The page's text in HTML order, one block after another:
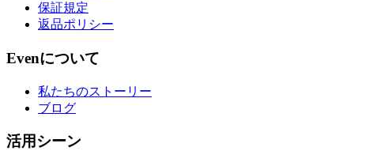
保証規定
返品ポリシー
Evenについて
私たちのストーリー
ブログ
活用シーン